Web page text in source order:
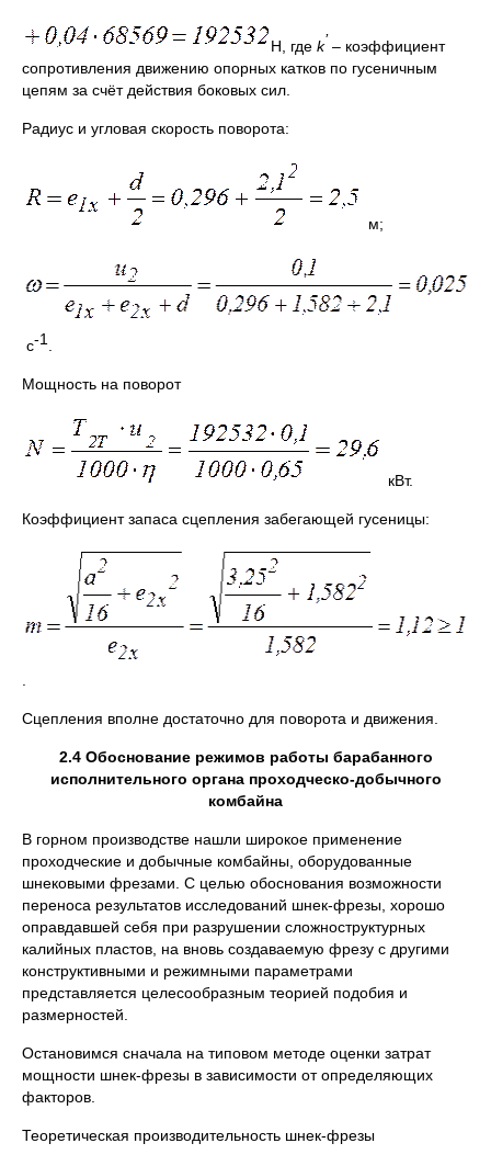
Н, где k’ – коэффициент
сопротивления движению опорных катков по гусеничным
цепям за счёт действия боковых сил.
Радиус и угловая скорость поворота:
м;
с-1
Мощность на поворот
кВт.
Коэффициент запаса сцепления забегающей гусеницы:
Сцепления вполне достаточно для поворота и движения.
2.4 Обоснование режимов работы барабанного
исполнительного органа проходческо-добычного
комбайна
В горном производстве нашли широкое применение
проходческие и добычные комбайны, оборудованные
шнековыми фрезами. С целью обоснования возможности
переноса результатов исследований шнек-фрезы, хорошо
оправдавшей себя при разрушении сложноструктурных
калийных пластов, на вновь создаваемую фрезу с другими
конструктивными и режимными параметрами
представляется целесообразным теорией подобия и
размерностей.
Остановимся сначала на типовом методе оценки затрат
мощности шнек-фрезы в зависимости от определяющих
факторов.
Теоретическая производительность шнек-фрезы